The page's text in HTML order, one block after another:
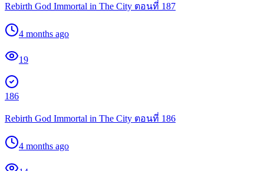
Rebirth God Immortal in The City ตอนที่ 187
4 months ago
19
186
Rebirth God Immortal in The City ตอนที่ 186
4 months ago